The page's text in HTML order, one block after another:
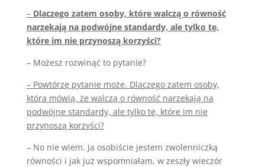
– Dlaczego zatem osoby, które walczą o równość
narzekają na podwójne standardy, ale tylko te,
które im nie przynoszą korzyści?
– Możesz rozwinąć to pytanie?
– Powtórzę pytanie może. Dlaczego zatem osoby,
która mówią, że walczą o równość narzekają na
podwójne standardy, ale tylko te, które im nie
przynoszą korzyści?
– No nie wiem. Ja osobiście jestem zwolenniczką
równości i jak już wspomniałam, w zeszły wieczór